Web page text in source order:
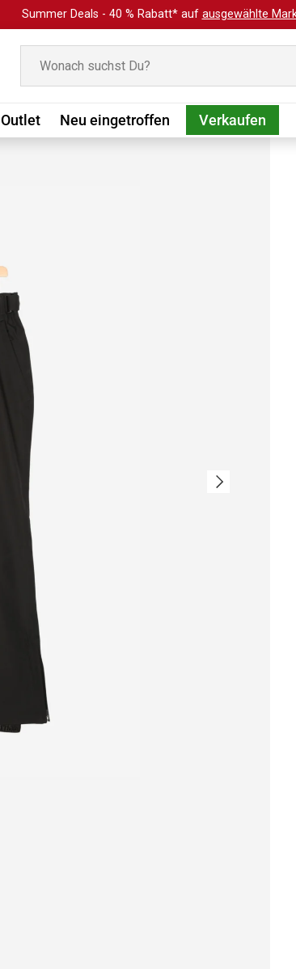
Summer Deals - 40 % Rabatt* auf ausgewählte
Outlet Neu eingetroffen Verkaufen
Nächste